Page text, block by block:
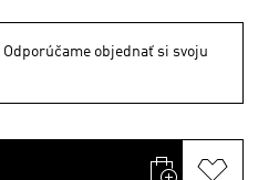
Odporúčame objednať si svoju